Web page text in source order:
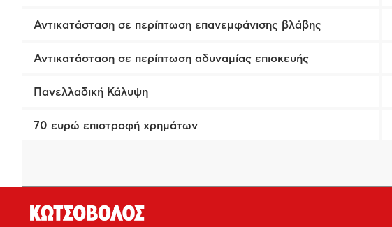
Αντικατάσταση σε περίπτωση επανεμφάνισης βλάβης
Αντικατάσταση σε περίπτωση αδυναμίας επισκευής
Πανελλαδική Κάλυψη
70 ευρώ επιστροφή χρημάτων